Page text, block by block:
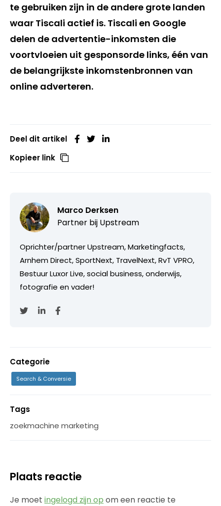
te gebruiken zijn in de andere grote landen
waar Tiscali actief is. Tiscali en Google
delen de advertentie-inkomsten die
voortvloeien uit gesponsorde links, één van
de belangrijkste inkomstenbronnen van
online adverteren.
Deel dit artikel
Kopieer link
Marco Derksen
Partner bij Upstream
Oprichter/partner Upstream, Marketingfacts,
Arnhem Direct, SportNext, TravelNext, RvT VPRO,
Bestuur Luxor Live, social business, onderwijs,
fotografie en vader!
Categorie
Search & Conversie
Tags
zoekmachine marketing
Plaats reactie
Je moet ingelogd zijn op om een reactie te